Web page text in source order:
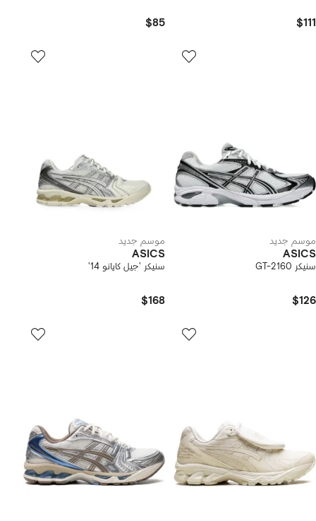
$111
$85
موسم جديد
ASICS
سنيكر GT-2160
$126
موسم جديد
ASICS
سنيكر 'جيل كايانو 14'
$168